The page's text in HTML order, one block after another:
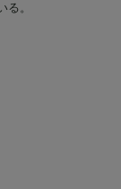
。